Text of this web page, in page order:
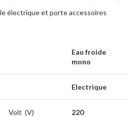
électrique et porte accessoires
Eau froide
mono
Electrique
Volt (V) 220